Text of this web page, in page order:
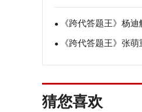
● 《跨代答题王》杨
画人物年纪排行引童
● 《跨代答题王》张
数字沟通难倒众人
猜您喜欢